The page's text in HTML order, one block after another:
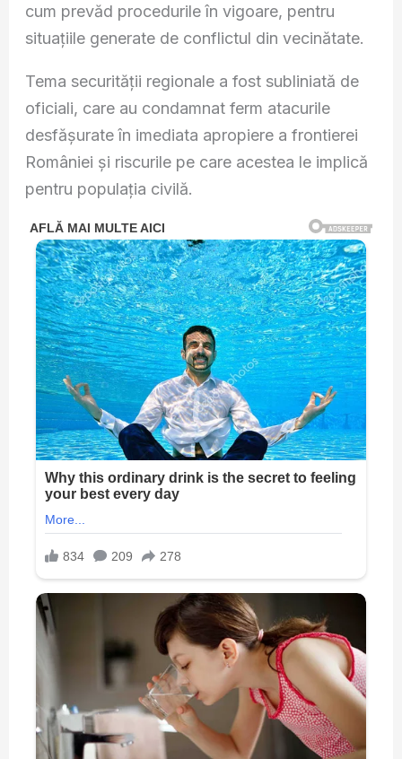
cum prevăd procedurile în vigoare, pentru
situațiile generate de conflictul din vecinătate.
Tema securității regionale a fost subliniată de
oficiali, care au condamnat ferm atacurile
desfășurate în imediata apropiere a frontierei
României și riscurile pe care acestea le implică
pentru populația civilă.